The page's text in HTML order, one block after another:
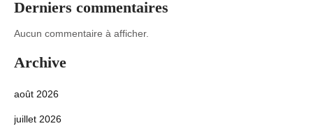
Derniers commentaires
Aucun commentaire à afficher.
Archive
août 2026
juillet 2026